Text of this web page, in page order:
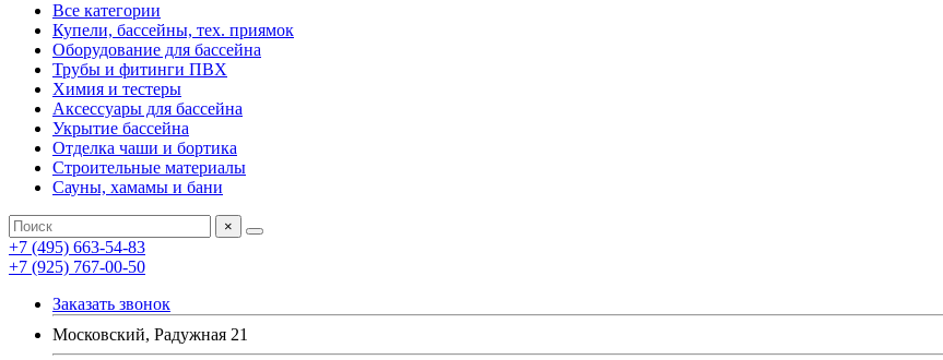
Все категории
Купели, бассейны, тех. приямок
Оборудование для бассейна
Трубы и фитинги ПВХ
Химия и тестеры
Аксессуары для бассейна
Укрытие бассейна
Отделка чаши и бортика
Строительные материалы
Сауны, хамамы и бани
×
+7 (495) 663-54-83
+7 (925) 767-00-50
Заказать звонок
Московский, Радужная 21